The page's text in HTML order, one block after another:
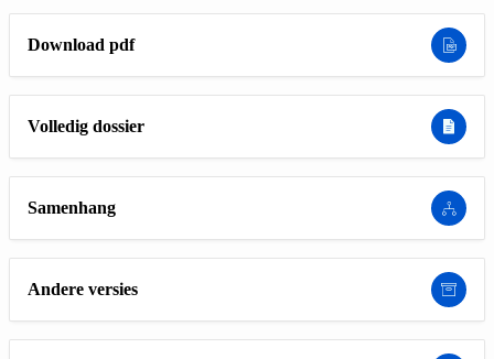
Download pdf
Volledig dossier
Samenhang
Andere versies